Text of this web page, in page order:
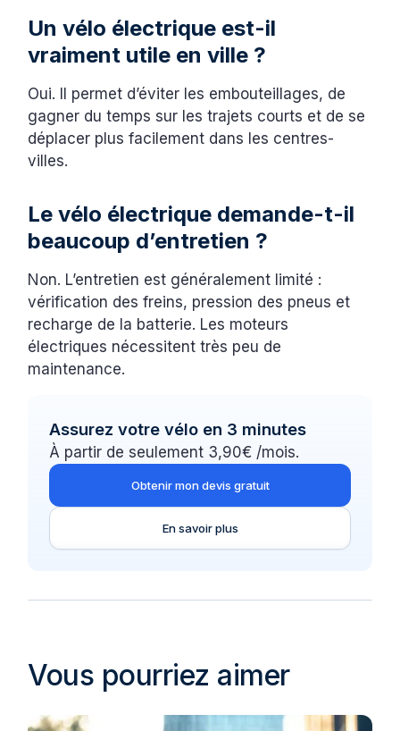
Un vélo électrique est-il
vraiment utile en ville ?
Oui. Il permet d’éviter les embouteillages, de
gagner du temps sur les trajets courts et de se
déplacer plus facilement dans les centres-
villes.
Le vélo électrique demande-t-il
beaucoup d’entretien ?
Non. L’entretien est généralement limité :
vérification des freins, pression des pneus et
recharge de la batterie. Les moteurs
électriques nécessitent très peu de
maintenance.
Assurez votre vélo en 3 minutes
À partir de seulement 3,90€ /mois.
Obtenir mon devis gratuit
En savoir plus
Vous pourriez aimer